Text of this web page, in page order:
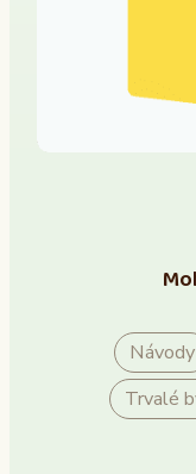
Návody
Trvalé